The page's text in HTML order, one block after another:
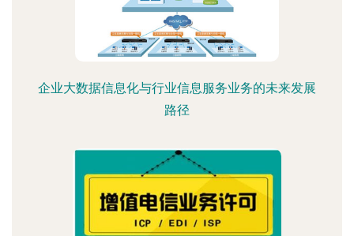
企业大数据信息化与行业信息服务业务的未来发展
路径